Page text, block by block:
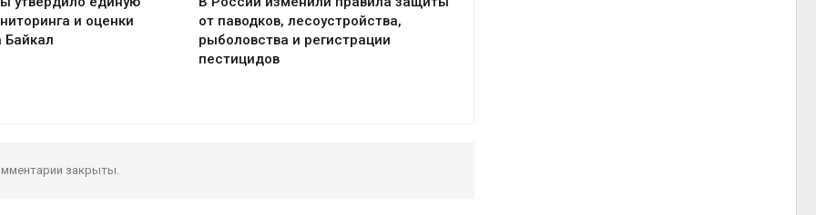
и оценки
Байкал
от паводков, лесоустройства,
рыболовства и регистрации
пестицидов
закрыты.